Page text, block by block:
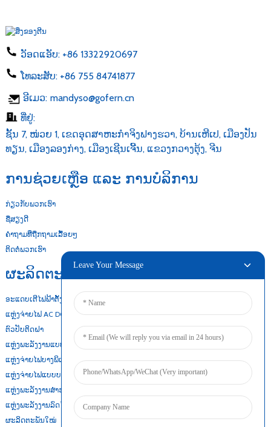
ວັອດແອັບ: +86 13322920697
ໂທລະສັບ: +86 755 84741877
ອີເມວ: mandyso@gofern.cn
ທີ່ຢູ່:
ຊັ້ນ 7, ໜ່ວຍ 1, ເຂດອຸດສາຫະກຳຈິງຟາງຮວາ, ບ້ານເຫີເປ, ເມືອງປັນ
ທຽນ, ເມືອງລອງກ່າງ, ເມືອງເຊີນເຈີ້ນ, ແຂວງກວາງຕຸ້ງ, ຈີນ
ການຊ່ວຍເຫຼືອ ແລະ ການບໍລິການ
ກ່ຽວກັບພວກເຮົາ
ຊື່ສຽງດີ
ຄຳຖາມທີ່ຖືກຖາມເລື້ອຍໆ
ຕິດຕໍ່ພວກເຮົາ
ຜະລິດຕະພັນຂອງພວກເຮົາ
ອະແດບເຕີໄຟຟ້າຕັ້ງໂຕະ
ແຫຼ່ງຈ່າຍໄຟ AC DC
ຕົວປັບຕິດຝາ
ແຫຼ່ງພະລັງງານແບບເປີດເຟຣມ
ແຫຼ່ງຈ່າຍໄຟບາງພິເສດ
ແຫຼ່ງຈ່າຍໄຟແບບບາງ
ແຫຼ່ງພະລັງງານສຳຮອງແບັດເຕີຣີ
ແຫຼ່ງພະລັງງານລົດໄຟ Din
ຜະລິດຕະພັນໃໝ່
Leave Your Message